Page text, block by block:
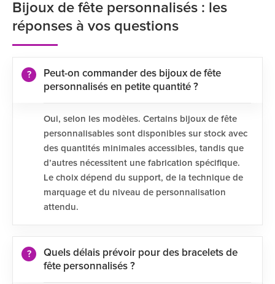
Bijoux de fête personnalisés : les
réponses à vos questions
Peut-on commander des bijoux de fête
personnalisés en petite quantité ?
Oui, selon les modèles. Certains bijoux de fête
personnalisables sont disponibles sur stock avec
des quantités minimales accessibles, tandis que
d’autres nécessitent une fabrication spécifique.
Le choix dépend du support, de la technique de
marquage et du niveau de personnalisation
attendu.
Quels délais prévoir pour des bracelets de
fête personnalisés ?